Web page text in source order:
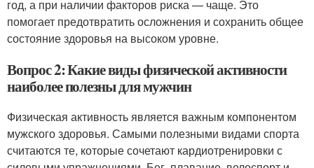
год, а при наличии факторов риска — чаще. Это
помогает предотвратить осложнения и сохранить общее
состояние здоровья на высоком уровне.
Вопрос 2: Какие виды физической активности
наиболее полезны для мужчин
Физическая активность является важным компонентом
мужского здоровья. Самыми полезными видами спорта
считаются те, которые сочетают кардиотренировки с